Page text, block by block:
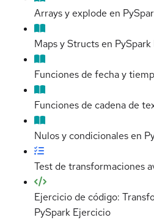
Arrays y explode en
Maps y Structs en PySpark
Funciones de fecha y
Funciones de cadena de
Nulos y condicionales en
Test de transformaciones
Ejercicio de código:
PySpark Ejercicio